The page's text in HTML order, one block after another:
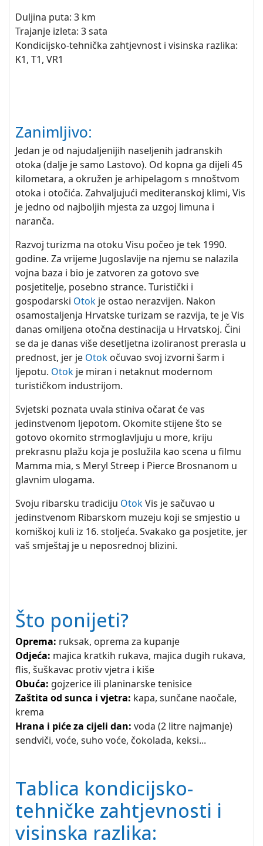
Duljina puta: 3 km
Trajanje izleta: 3 sata
Kondicijsko-tehnička zahtjevnost i visinska razlika:
K1, T1, VR1
Zanimljivo:
Jedan je od najudaljenijih naseljenih jadranskih
otoka (dalje je samo Lastovo). Od kopna ga dijeli 45
kilometara, a okružen je arhipelagom s mnoštvom
otoka i otočića. Zahvaljujući mediteranskoj klimi, Vis
je jedno od najboljih mjesta za uzgoj limuna i
naranča.
Razvoj turizma na otoku Visu počeo je tek 1990.
godine. Za vrijeme Jugoslavije na njemu se nalazila
vojna baza i bio je zatvoren za gotovo sve
posjetitelje, posebno strance. Turistički i
gospodarski Otok je ostao nerazvijen. Nakon
osamostaljenja Hrvatske turizam se razvija, te je Vis
danas omiljena otočna destinacija u Hrvatskoj. Čini
se da je danas više desetljetna izoliranost prerasla u
prednost, jer je Otok očuvao svoj izvorni šarm i
ljepotu. Otok je miran i netaknut modernom
turističkom industrijom.
Svjetski poznata uvala stiniva očarat će vas
jedinstvenom ljepotom. Okomite stijene što se
gotovo okomito strmoglavljuju u more, kriju
prekrasnu plažu koja je poslužila kao scena u filmu
Mamma mia, s Meryl Streep i Pierce Brosnanom u
glavnim ulogama.
Svoju ribarsku tradiciju OtokVis je sačuvao u
jedinstvenom Ribarskom muzeju koji se smjestio u
komiškoj kuli iz 16. stoljeća. Svakako ga posjetite, jer
vaš smještaj je u neposrednoj blizini.
Što ponijeti?
Oprema: ruksak, oprema za kupanje
Odjeća: majica kratkih rukava, majica dugih rukava,
flis, šuškavac protiv vjetra i kiše
Obuća: gojzerice ili planinarske tenisice
Zaštita od sunca i vjetra: kapa, sunčane naočale,
krema
Hrana i piće za cijeli dan: voda (2 litre najmanje)
sendviči, voće, suho voće, čokolada, keksi...
Tablica kondicijsko-
tehničke zahtjevnosti i
visinska razlika: